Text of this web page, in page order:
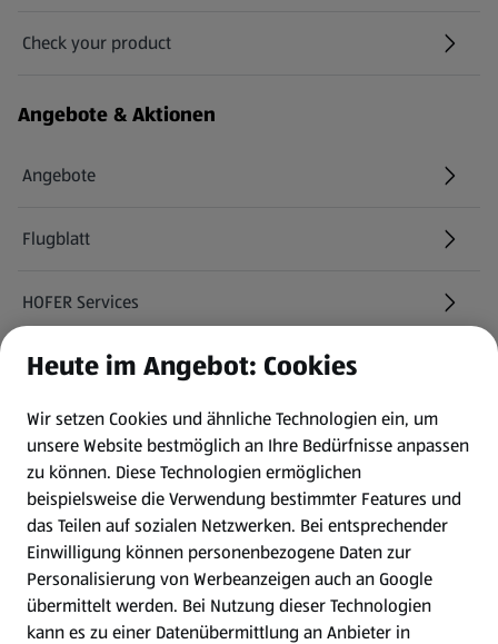
Check your product
(öffnet in einem neuen Tab)
Angebote & Aktionen
Angebote
Flugblatt
HOFER Services
Newsletter
WhatsApp
Gewinnspiele
Mein HOFER. Meine Einkäufe.
Meine Meinung. Mein HOFER.
Heute im Angebot: Cookies
Wir setzen Cookies und ähnliche Technologien ein, um
unsere Website bestmöglich an Ihre Bedürfnisse anpassen
zu können. Diese Technologien ermöglichen
beispielsweise die Verwendung bestimmter Features und
das Teilen auf sozialen Netzwerken. Bei entsprechender
Einwilligung können personenbezogene Daten zur
Personalisierung von Werbeanzeigen auch an Google
übermittelt werden. Bei Nutzung dieser Technologien
kann es zu einer Datenübermittlung an Anbieter in